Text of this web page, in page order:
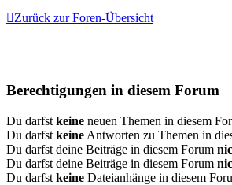
Zurück zur Foren-Übersicht
Berechtigungen in diesem Forum
Du darfst keine neuen Themen in diesem
Du darfst keine Antworten zu Themen in
Du darfst deine Beiträge in diesem Forum
Du darfst deine Beiträge in diesem Forum
Du darfst keine Dateianhänge in diesem